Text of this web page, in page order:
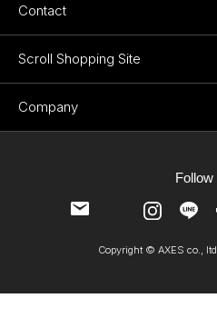
Contact
Scroll Shopping Site
Company
Follow
Copyright © AXES co.,